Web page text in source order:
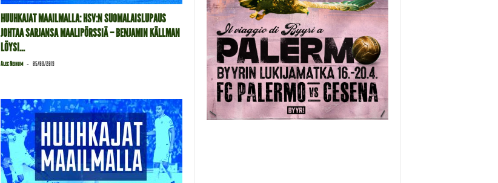
HUUHKAJAT MAAILMALLA: HSV:N SUOMALAISLUPAUS
JOHTAA SARJANSA MAALIPÖRSSIÄ – BENJAMIN KÄLLMAN
LÖYSI...
Alec Neihum - 05/08/2019